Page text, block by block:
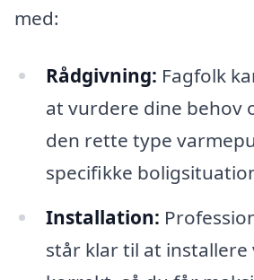
med:
Rådgivning: Fagfolk
at vurdere dine behov
den rette type
specifikke
Installation:
står klar til at